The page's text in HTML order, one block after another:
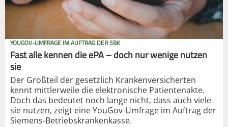
YOUGOV-UMFRAGE IM AUFTRAG DER SBK
Fast alle kennen die ePA – doch nur wenige nutzen
sie
Der Großteil der gesetzlich Krankenversicherten
kennt mittlerweile die elektronische Patientenakte.
Doch das bedeutet noch lange nicht, dass auch viele
sie nutzen, zeigt eine YouGov-Umfrage im Auftrag der
Siemens-Betriebskrankenkasse.